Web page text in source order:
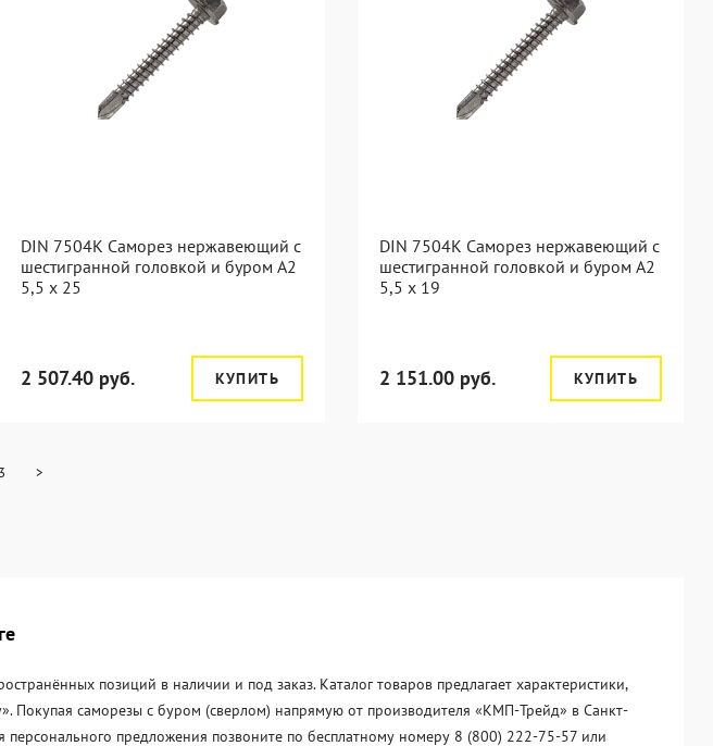
DIN 7504K Саморез нержавеющий с
шестигранной головкой и буром A2
5,5 x 25
2 507.40 руб. КУПИТЬ
DIN 7504K Саморез нержавеющий с
шестигранной головкой и буром A2
5,5 x 19
2 151.00 руб. КУПИТЬ
3 >
позиций в наличии и под заказ. Каталог товаров предлагает характеристики,
Покупая саморезы с буром (сверлом) напрямую от производителя «KМП-Трейд» в Санкт-
персонального предложения позвоните по бесплатному номеру 8 (800) 222-75-57 или